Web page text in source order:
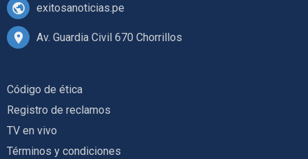
exitosanoticias.pe
Av. Guardia Civil 670 Chorrillos
Código de ética
Registro de reclamos
TV en vivo
Términos y condiciones